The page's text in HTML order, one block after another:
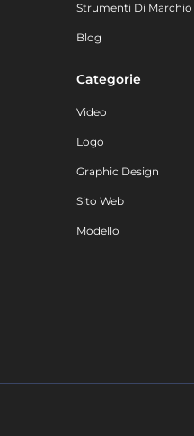
Strumenti Di Marchio
Blog
Categorie
Video
Logo
Graphic Design
Sito Web
Modello